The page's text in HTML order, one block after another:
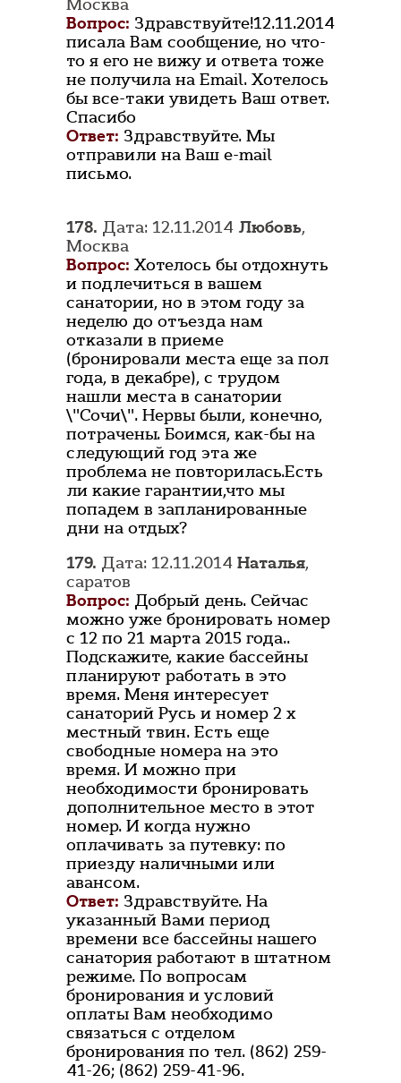
Москва
Вопрос: Здравствуйте!12.11.2014
писала Вам сообщение, но что-
то я его не вижу и ответа тоже
не получила на Email. Хотелось
бы все-таки увидеть Ваш ответ.
Спасибо
Ответ: Здравствуйте. Мы
отправили на Ваш e-mail
письмо.
178. Дата: 12.11.2014 Любовь,
Москва
Вопрос: Хотелось бы отдохнуть
и подлечиться в вашем
санатории, но в этом году за
неделю до отъезда нам
отказали в приеме
(бронировали места еще за пол
года, в декабре), с трудом
нашли места в санатории
\"Сочи\". Нервы были, конечно,
потрачены. Боимся, как-бы на
следующий год эта же
проблема не повторилась.Есть
ли какие гарантии,что мы
попадем в запланированные
дни на отдых?
179. Дата: 12.11.2014 Наталья,
саратов
Вопрос: Добрый день. Сейчас
можно уже бронировать номер
с 12 по 21 марта 2015 года..
Подскажите, какие бассейны
планируют работать в это
время. Меня интересует
санаторий Русь и номер 2 х
местный твин. Есть еще
свободные номера на это
время. И можно при
необходимости бронировать
дополнительное место в этот
номер. И когда нужно
оплачивать за путевку: по
приезду наличными или
авансом.
Ответ: Здравствуйте. На
указанный Вами период
времени все бассейны нашего
санатория работают в штатном
режиме. По вопросам
бронирования и условий
оплаты Вам необходимо
связаться с отделом
бронирования по тел. (862) 259-
41-26; (862) 259-41-96.